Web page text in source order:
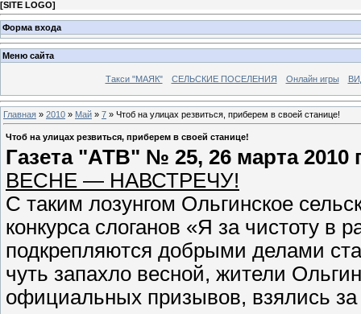
[SITE LOGO]
Форма входа
Меню сайта
Такси "МАЯК" СЕЛЬСКИЕ ПОСЕЛЕНИЯ Онлайн игры
Главная » 2010 » Май » 7 » Чтоб на улицах резвиться, приберем в своей станице!
Чтоб на улицах резвиться, приберем в своей станице!
Газета "АТВ" № 25, 26 марта 2010
ВЕСНЕ — НАВСТРЕЧУ!
С таким лозунгом Ольгинское
конкурса слоганов «Я за чистоту
подкрепляются добрыми делами
чуть запахло весной, жители
официальных призывов, взялись